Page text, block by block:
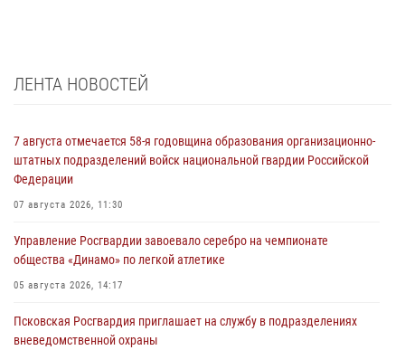
ЛЕНТА НОВОСТЕЙ
7 августа отмечается 58-я годовщина образования организационно-
штатных подразделений войск национальной гвардии Российской
Федерации
07 августа 2026, 11:30
Управление Росгвардии завоевало серебро на чемпионате
общества «Динамо» по легкой атлетике
05 августа 2026, 14:17
Псковская Росгвардия приглашает на службу в подразделениях
вневедомственной охраны